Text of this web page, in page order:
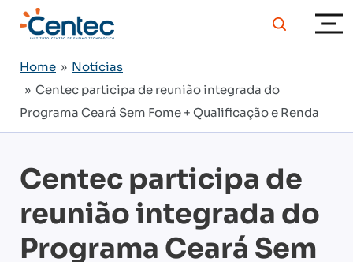
Home » Notícias
» Centec participa de reunião integrada do
Programa Ceará Sem Fome + Qualificação e Renda
Centec participa de
reunião integrada do
Programa Ceará Sem